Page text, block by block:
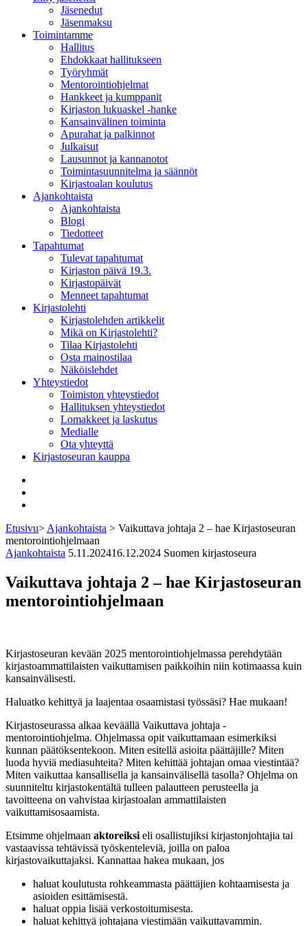
Jäsenedut
Jäsenmaksu
Toimintamme
Hallitus
Ehdokkaat hallitukseen
Työryhmät
Mentorointi­ohjelmat
Hankkeet ja kumppanit
Kirjaston lukuaskel -hanke
Kansainvälinen toiminta
Apurahat ja palkinnot
Julkaisut
Lausunnot ja kannanotot
Toimintasuunnitelma ja säännöt
Kirjastoalan koulutus
Ajankohtaista
Ajankohtaista
Blogi
Tiedotteet
Tapahtumat
Tulevat tapahtumat
Kirjaston päivä 19.3.
Kirjastopäivät
Menneet tapahtumat
Kirjastolehti
Kirjastolehden artikkelit
Mikä on Kirjastolehti?
Tilaa Kirjastolehti
Osta mainostilaa
Näköislehdet
Yhteystiedot
Toimiston yhteystiedot
Hallituksen yhteystiedot
Lomakkeet ja laskutus
Medialle
Ota yhteyttä
Kirjastoseuran kauppa
Etusivu> Ajankohtaista > Vaikuttava johtaja 2 – hae Kirjastoseuran
mentorointiohjelmaan
Ajankohtaista 5.11.202416.12.2024 Suomen kirjastoseura
Vaikuttava johtaja 2 – hae Kirjastoseuran
mentorointiohjelmaan
Kirjastoseuran kevään 2025 mentorointiohjelmassa perehdytään
kirjastoammattilaisten vaikuttamisen paikkoihin niin kotimaassa kuin
kansainvälisesti.
Haluatko kehittyä ja laajentaa osaamistasi työssäsi? Hae mukaan!
Kirjastoseurassa alkaa keväällä Vaikuttava johtaja -
mentorointiohjelma. Ohjelmassa opit vaikuttamaan esimerkiksi
kunnan päätöksentekoon. Miten esitellä asioita päättäjille? Miten
luoda hyviä mediasuhteita? Miten kehittää johtajan omaa viestintää?
Miten vaikuttaa kansallisella ja kansainvälisellä tasolla? Ohjelma on
suunniteltu kirjastokentältä tulleen palautteen perusteella ja
tavoitteena on vahvistaa kirjastoalan ammattilaisten
vaikuttamisosaamista.
Etsimme ohjelmaan aktoreiksi eli osallistujiksi kirjastonjohtajia tai
vastaavissa tehtävissä työskenteleviä, joilla on paloa
kirjastovaikuttajaksi. Kannattaa hakea mukaan, jos
haluat koulutusta rohkeammasta päättäjien kohtaamisesta ja
asioiden esittämisestä.
haluat oppia lisää verkostoitumisesta.
haluat kehittyä johtajana viestimään vaikuttavammin.